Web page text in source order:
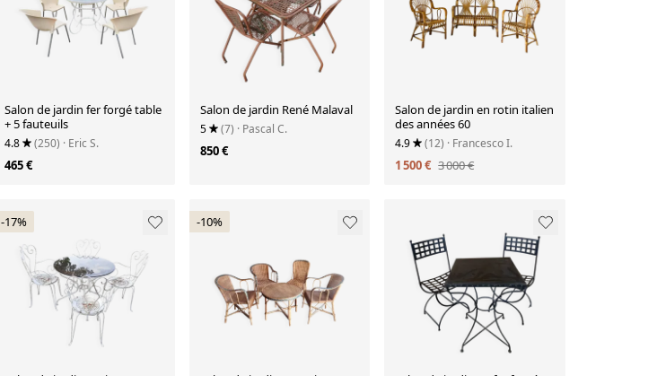
Salon de jardin fer forgé table
+ 5 fauteuils
4.8 (250) · Eric S.
465 €
Salon de jardin René Malaval
5 (7) · Pascal C.
850 €
Salon de jardin en rotin italien
des années 60
4.9 (12) · Francesco I.
1 500 € 3 000 €
-17% -10%